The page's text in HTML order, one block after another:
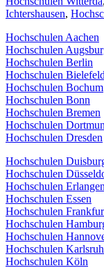
Ichtershausen,
Hochschulen Aachen
Hochschulen
Hochschulen Berlin
Hochschulen Bielefeld
Hochschulen Bochum
Hochschulen Bonn
Hochschulen Bremen
Hochschulen
Hochschulen Dresden
Hochschulen
Hochschulen
Hochschulen Erlangen
Hochschulen Essen
Hochschulen
Hochschulen
Hochschulen
Hochschulen
Hochschulen Köln